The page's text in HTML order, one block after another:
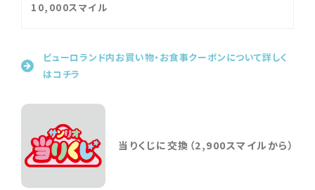
10,000スマイル
ピューロランド内お買い物・お食事クーポンについて詳しく
はコチラ
当りくじに交換（2,900スマイルから）